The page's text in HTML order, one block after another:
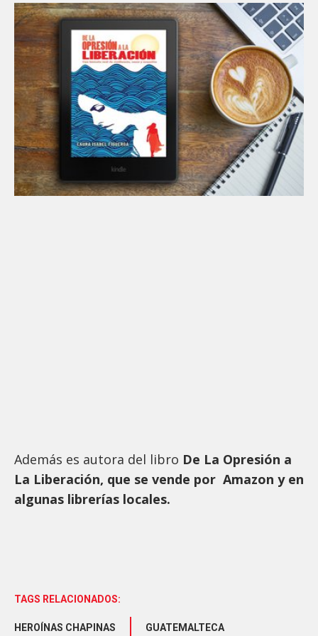
Además es autora del libro De La Opresión a
La Liberación, que se vende por Amazon y en
algunas librerías locales.
TAGS RELACIONADOS:
HEROÍNAS CHAPINAS GUATEMALTECA